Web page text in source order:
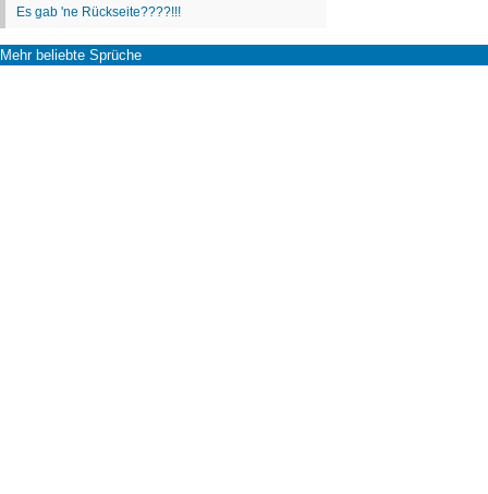
Mehr beliebte Sprüche